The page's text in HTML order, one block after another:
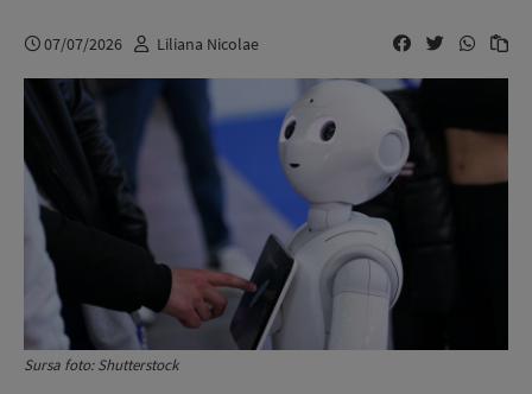
07/07/2026 Liliana Nicolae
Sursa foto: Shutterstock